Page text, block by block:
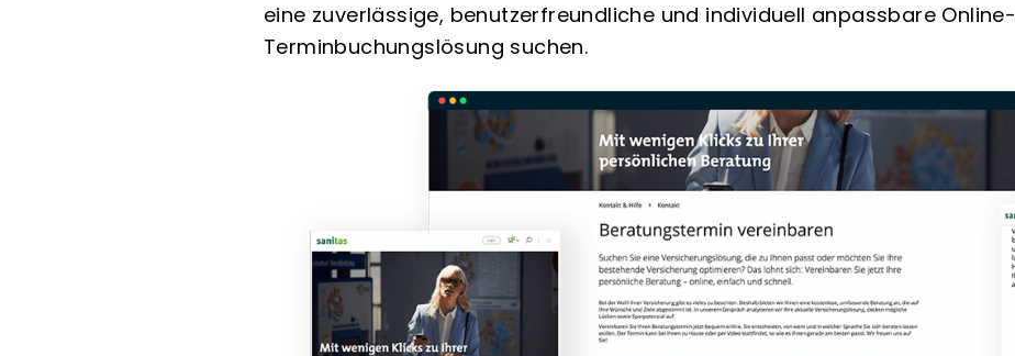
eine zuverlässige, benutzerfreundliche und individuell anpassbare Online-
Terminbuchungslösung suchen.